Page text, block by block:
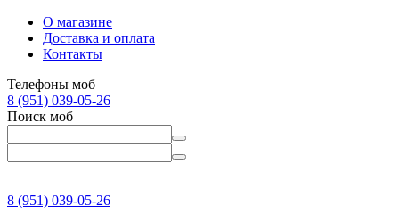
О магазине
Доставка и оплата
Контакты
Телефоны моб
8 (951) 039-05-26
Поиск моб
8 (951) 039-05-26